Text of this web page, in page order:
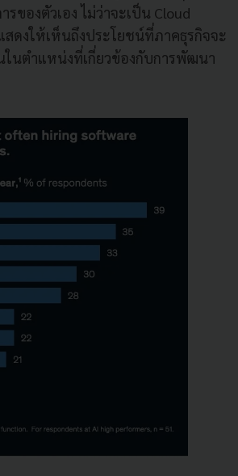
องตัวเอง ไม่ว่าจะเป็น Cloud
ดงให้เห็นถึงประโยชน์ที่ภาคธุรกิจจะ
ในตำแหน่งที่เกี่ยวข้องกับการพัฒนา